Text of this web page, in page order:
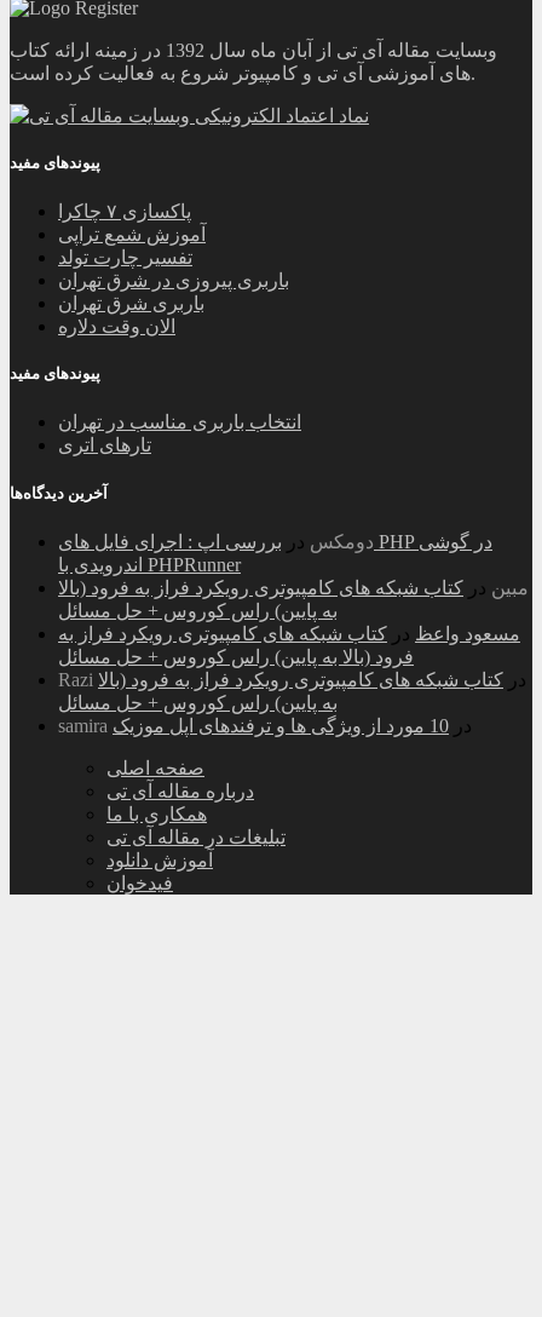
وبسایت مقاله آی تی از آبان ماه سال 1392 در زمینه ارائه کتاب
های آموزشی آی تی و کامپیوتر شروع به فعالیت کرده است.
پیوندهای مفید
پاکسازی ۷ چاکرا
آموزش شمع تراپی
تفسیر چارت تولد
باربری پیروزی در شرق تهران
باربری شرق تهران
الان وقت دلاره
پیوندهای مفید
انتخاب باربری مناسب در تهران
تارهای اتری
آخرین دیدگاه‌ها
دومکس در بررسی اپ : اجرای فایل های PHP در گوشی
اندرویدی با PHPRunner
مبین در کتاب شبکه های کامپیوتری رویکرد فراز به فرود (بالا
به پایین) راس کوروس + حل مسائل
مسعود واعظ در کتاب شبکه های کامپیوتری رویکرد فراز به
فرود (بالا به پایین) راس کوروس + حل مسائل
Razi
در کتاب شبکه های کامپیوتری رویکرد فراز به فرود (بالا
به پایین) راس کوروس + حل مسائل
samira
در 10 مورد از ویژگی ها و ترفندهای اپل موزیک
صفحه اصلی
درباره مقاله آی تی
همکاری با ما
تبلیغات در مقاله آی تی
آموزش دانلود
فیدخوان